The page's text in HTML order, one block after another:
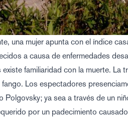
una mujer apunta con el índice
a causa de enfermedades
familiaridad con la muerte. La
fango. Los espectadores
Polgovsky; ya sea a través de un
por un padecimiento